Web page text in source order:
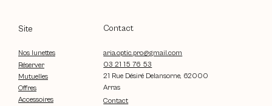
Site
Nos lunettes
Réserver
Mutuelles
Offres
Accessoires
Contact
Contact
aria.optic.pro@gmail.com
03 21 15 76 53
21 Rue Désiré Delansorne, 62000
Arras